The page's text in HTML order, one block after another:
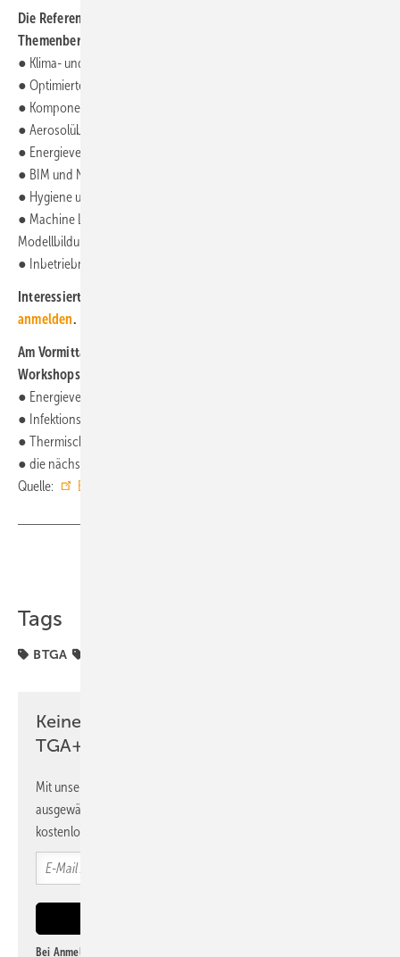
Die Referenten widmen sich in ihren Vorträgen den
Themenbereichen
● Klima- und Lüftungstechnik,
● Optimierter Betrieb versorgungstechnischer Anlagen,
● Komponenten der aktuellen Heiz- und Raumlufttechnik,
● Aerosolübertragung / Infektionsrisiko / Lüftungstechnik,
● Energieversorgungskonzepte und Quartiere,
● BIM und Nachhaltigkeit,
● Hygiene und Sonderanwendungen,
● Machine Learning Anwendungen in der TGA, Grundlagen und
Modellbildung sowie
● Inbetriebnahme und Monitoring.
Interessierte können sich bis zum 30. April 2023
anmelden.
Am Vormittag des 1. Kongresstages werden begleitende
Workshops zu folgenden Themen angeboten:
● Energieversorgungskonzepte mit Sonne und Eis,
● Infektionsschutz aus Sicht der Gesundheitstechnik,
● Thermische Behaglichkeit und
● die nächste Generation der Klimazentralgeräte. ■
Quelle:
BTGA
Tags
BTGA
Keine Zeit? Kein Problem mit dem
TGA+E Newsletter!
Mit unserem Newsletter erhalten Sie regelmäßig von uns
ausgewählte Informationen und Neuigkeiten, gebündelt und
kostenlos direkt ins Postfach.
Bei Anmeldung zu diesem Newsletter bin ich damit einverstanden, über